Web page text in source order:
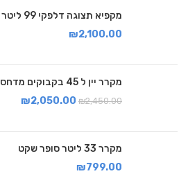
מקפיא תצוגה דלפקי 99 ליטר
₪2,100.00
מקרר יין ל 45 בקבוקים מדחס מדפי נירוסטה
₪2,450.00
₪2,050.00
מקרר 33 ליטר סופר שקט
₪799.00